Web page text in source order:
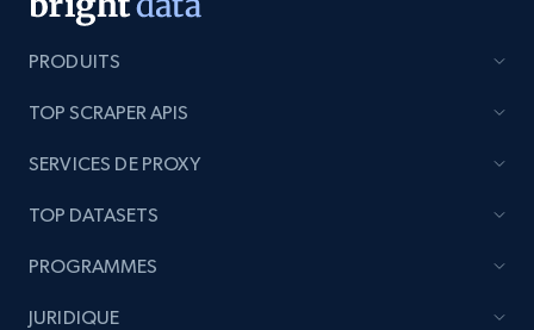
PRODUITS
TOP SCRAPER APIS
SERVICES DE PROXY
TOP DATASETS
PROGRAMMES
JURIDIQUE